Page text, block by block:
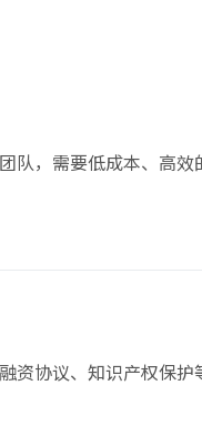
队，需要低成本、高效
资协议、知识产权保护